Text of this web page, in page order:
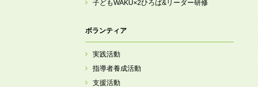
子どもWAKU×2ひろば&リーダー研修
ボランティア
実践活動
指導者養成活動
支援活動